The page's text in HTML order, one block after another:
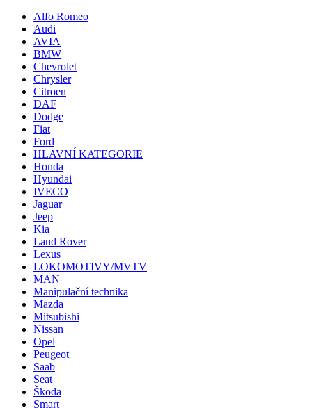
Alfo Romeo
Audi
AVIA
BMW
Chevrolet
Chrysler
Citroen
DAF
Dodge
Fiat
Ford
HLAVNÍ KATEGORIE
Honda
Hyundai
IVECO
Jaguar
Jeep
Kia
Land Rover
Lexus
LOKOMOTIVY/MVTV
MAN
Manipulační technika
Mazda
Mitsubishi
Nissan
Opel
Peugeot
Saab
Seat
Škoda
Smart